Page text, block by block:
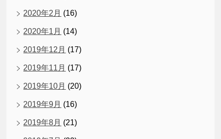
2020年2月 (16)
2020年1月 (14)
2019年12月 (17)
2019年11月 (17)
2019年10月 (20)
2019年9月 (16)
2019年8月 (21)